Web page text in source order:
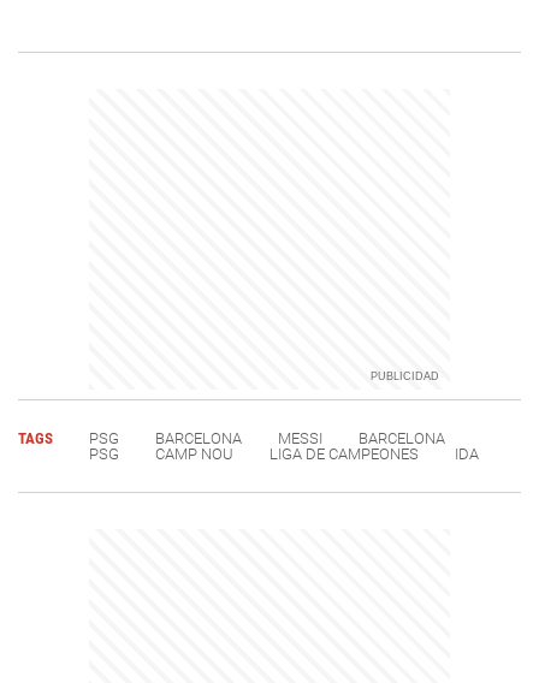
TAGS PSG BARCELONA MESSI
BARCELONA
PSG
CAMP NOU LIGA DE CAMPEONES IDA